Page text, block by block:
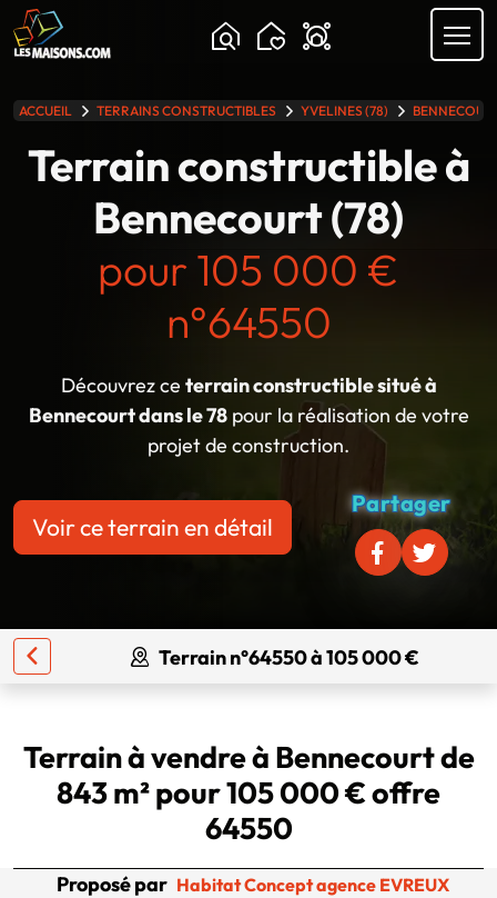
ACCUEIL TERRAINS CONSTRUCTIBLES YVELINES (78)
Terrain constructible à
Bennecourt (78)
pour 105 000 €
n°64550
Découvrez ce terrain constructible situé à
Bennecourt dans le 78pour la réalisation de votre
projet de construction.
Voir ce terrain en détail
Partager
Terrain n°64550 à 105 000 €
Terrain à vendre à Bennecourt de
843 m² pour 105 000 € offre
64550
Proposé par Habitat Concept agence EVREUX